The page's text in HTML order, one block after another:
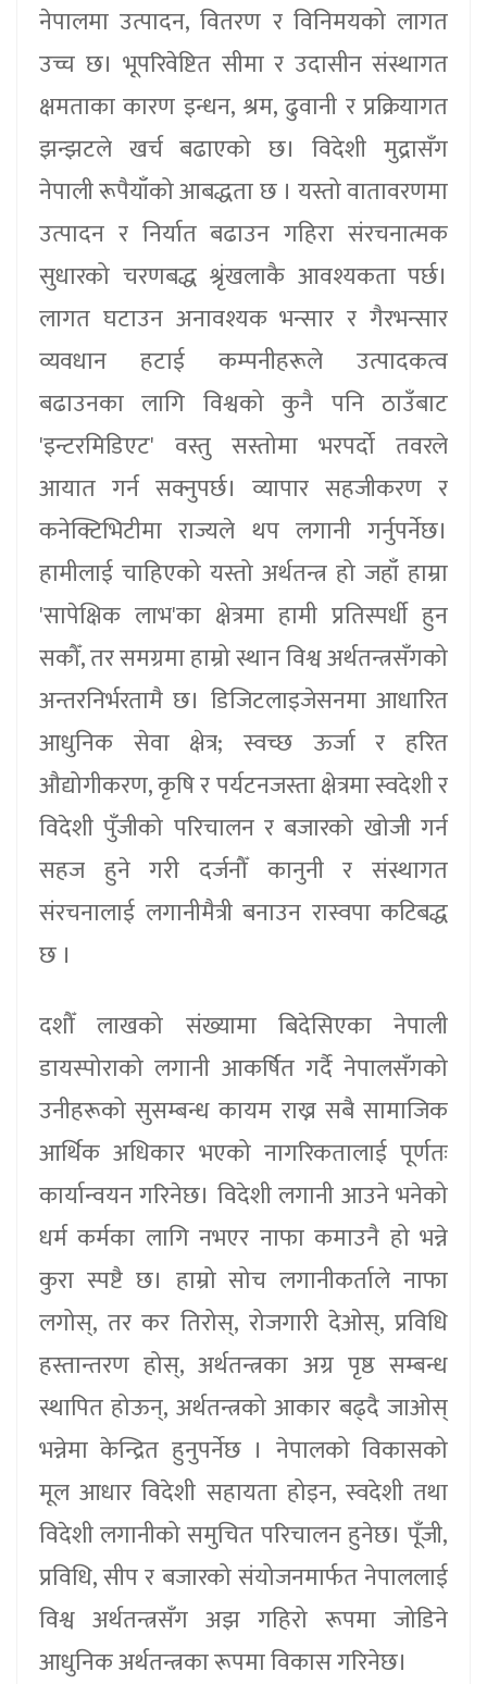
नेपालमा उत्पादन, वितरण र विनिमयको लागत
उच्च छ। भूपरिवेष्टित सीमा र उदासीन संस्थागत
क्षमताका कारण इन्धन, श्रम, ढुवानी र प्रक्रियागत
झन्झटले खर्च बढाएको छ। विदेशी मुद्रासँग
नेपाली रूपैयाँको आबद्धता छ । यस्तो वातावरणमा
उत्पादन र निर्यात बढाउन गहिरा संरचनात्मक
सुधारको चरणबद्ध श्रृंखलाकै आवश्यकता पर्छ।
लागत घटाउन अनावश्यक भन्सार र गैरभन्सार
व्यवधान हटाई कम्पनीहरूले उत्पादकत्व
बढाउनका लागि विश्वको कुनै पनि ठाउँबाट
'इन्टरमिडिएट' वस्तु सस्तोमा भरपर्दो तवरले
आयात गर्न सक्नुपर्छ। व्यापार सहजीकरण र
कनेक्टिभिटीमा राज्यले थप लगानी गर्नुपर्नेछ।
हामीलाई चाहिएको यस्तो अर्थतन्त्र हो जहाँ हाम्रा
'सापेक्षिक लाभ'का क्षेत्रमा हामी प्रतिस्पर्धी हुन
सकौँ, तर समग्रमा हाम्रो स्थान विश्व अर्थतन्त्रसँगको
अन्तरनिर्भरतामै छ। डिजिटलाइजेसनमा आधारित
आधुनिक सेवा क्षेत्र; स्वच्छ ऊर्जा र हरित
औद्योगीकरण, कृषि र पर्यटनजस्ता क्षेत्रमा स्वदेशी र
विदेशी पुँजीको परिचालन र बजारको खोजी गर्न
सहज हुने गरी दर्जनौँ कानुनी र संस्थागत
संरचनालाई लगानीमैत्री बनाउन रास्वपा कटिबद्ध
छ ।
दशौँ लाखको संख्यामा बिदेसिएका नेपाली
डायस्पोराको लगानी आकर्षित गर्दै नेपालसँगको
उनीहरूको सुसम्बन्ध कायम राख्न सबै सामाजिक
आर्थिक अधिकार भएको नागरिकतालाई पूर्णतः
कार्यान्वयन गरिनेछ। विदेशी लगानी आउने भनेको
धर्म कर्मका लागि नभएर नाफा कमाउनै हो भन्ने
कुरा स्पष्टै छ। हाम्रो सोच लगानीकर्ताले नाफा
लगोस्, तर कर तिरोस्, रोजगारी देओस्, प्रविधि
हस्तान्तरण होस्, अर्थतन्त्रका अग्र पृष्ठ सम्बन्ध
स्थापित होऊन्, अर्थतन्त्रको आकार बढ्‌दै जाओस्
भन्नेमा केन्द्रित हुनुपर्नेछ । नेपालको विकासको
मूल आधार विदेशी सहायता होइन, स्वदेशी तथा
विदेशी लगानीको समुचित परिचालन हुनेछ। पूँजी,
प्रविधि, सीप र बजारको संयोजनमार्फत नेपाललाई
विश्व अर्थतन्त्रसँग अझ गहिरो रूपमा जोडिने
आधुनिक अर्थतन्त्रका रूपमा विकास गरिनेछ।